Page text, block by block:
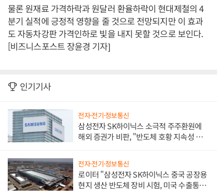
물론 원재료 가격하락과 원달러 환율하락이 현대제철의 4
분기 실적에 긍정적 영향을 줄 것으로 전망되지만 이 효과
도 자동차강판 가격인하로 빛을 내지 못할 것으로 보인다.
[비즈니스포스트 장윤경 기자]
인기기사
전자·전기·정보통신
삼성전자 SK하이닉스 소극적 주주환원에
해외 증권가 비판, "반도체 호황 지속성 의
전자·전기·정보통신
로이터 "삼성전자 SK하이닉스 중국 공장용
현지 생산 반도체 장비 시험, 미국 수출통제